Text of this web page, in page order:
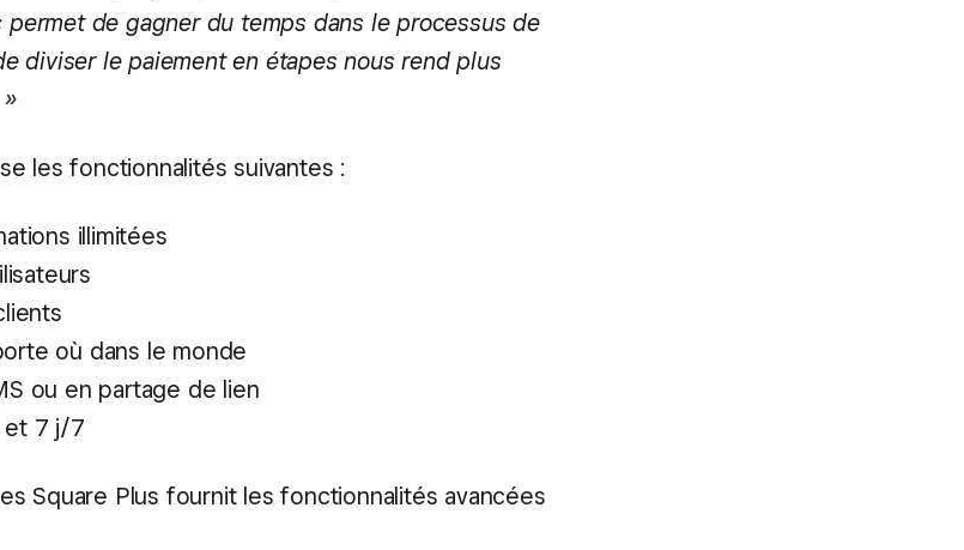
permet de gagner du temps dans le processus de
diviser le paiement en étapes nous rend plus
les fonctionnalités suivantes :
illimitées
où dans le monde
ou en partage de lien
et 7 j/7
Square Plus fournit les fonctionnalités avancées